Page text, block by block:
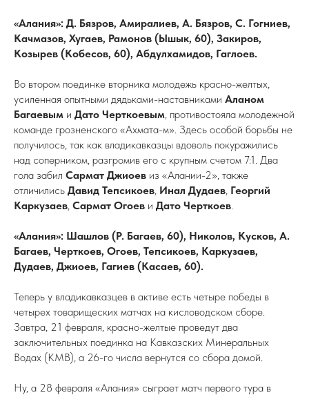
«Алания»: Д. Бязров, Амиралиев, А. Бязров, С. Гогниев,
Качмазов, Хугаев, Рамонов (Ышык, 60), Закиров,
Козырев (Кобесов, 60), Абдулхамидов, Гаглоев.
Во втором поединке вторника молодежь красно-желтых,
усиленная опытными дядьками-наставниками Аланом
Багаевым и Дато Черткоевым, противостояла молодежной
команде грозненского «Ахмата-м». Здесь особой борьбы не
получилось, так как владикавказцы вдоволь покуражились
над соперником, разгромив его с крупным счетом 7:1. Два
гола забил Сармат Джиоев из «Алании-2», также
отличились Давид Тепсикоев, Инал Дудаев, Георгий
Каркузаев, Сармат Огоев и Дато Черткоев.
«Алания»: Шашлов (Р. Багаев, 60), Николов, Кусков, А.
Багаев, Черткоев, Огоев, Тепсикоев, Каркузаев,
Дудаев, Джиоев, Гагиев (Касаев, 60).
Теперь у владикавказцев в активе есть четыре победы в
четырех товарищеских матчах на кисловодском сборе.
Завтра, 21 февраля, красно-желтые проведут два
заключительных поединка на Кавказских Минеральных
Водах (КМВ), а 26-го числа вернутся со сбора домой.
Ну, а 28 февраля «Алания» сыграет матч первого тура в